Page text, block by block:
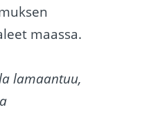
maassa.
lamaantuu,